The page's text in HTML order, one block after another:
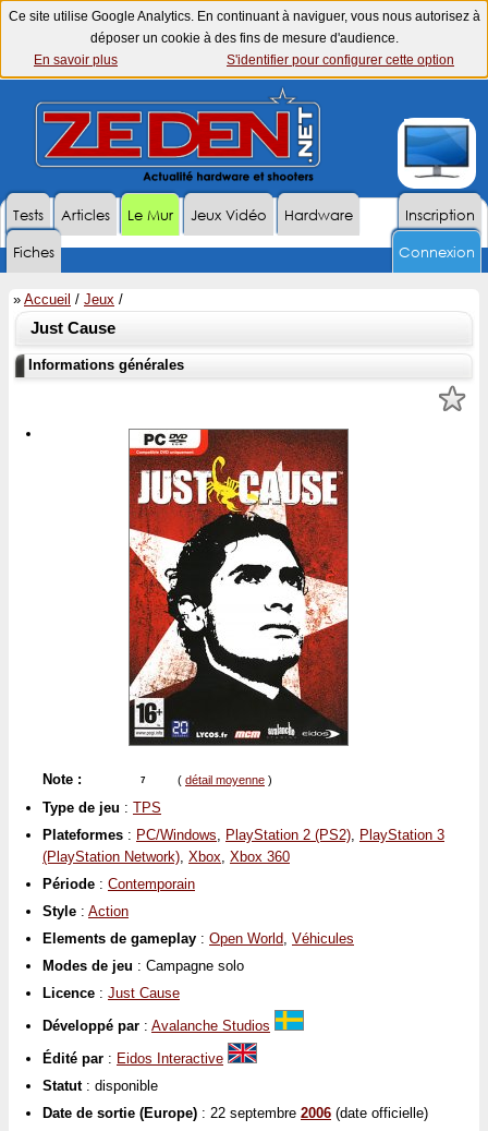
Ce site utilise Google Analytics. En continuant à naviguer, vous nous autorisez à
déposer un cookie à des fins de mesure d'audience.
En savoir plus
S'identifier pour configurer cette option
Inscription
Tests Articles Le Mur Jeux Vidéo
Hardware
Fiches
Connexion
» Accueil / Jeux /
Just Cause
Informations générales
Note : 7 ( détail moyenne )
Type de jeu : TPS
Plateformes : PC/Windows, PlayStation 2 (PS2), PlayStation 3
(PlayStation Network), Xbox, Xbox 360
Période : Contemporain
Style : Action
Elements de gameplay : Open World, Véhicules
Modes de jeu : Campagne solo
Licence : Just Cause
Développé par : Avalanche Studios
Édité par : Eidos Interactive
Statut: disponible
Date de sortie (Europe) : 22 septembre 2006 (date officielle)